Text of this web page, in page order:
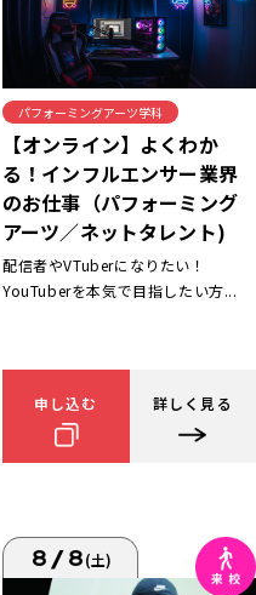
パフォーミングアーツ学科
【オンライン】よくわか
る！インフルエンサー業界
のお仕事（パフォーミング
アーツ／ネットタレント)
配信者やVTuberになりたい！
YouTuberを本気で目指したい方...
申し込む 詳しく見る
8/8(土)